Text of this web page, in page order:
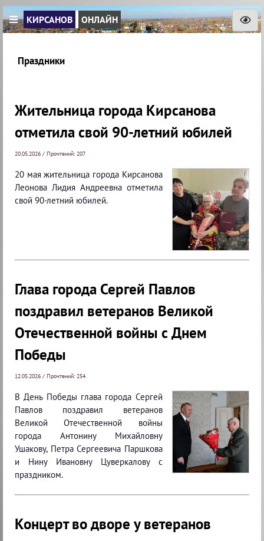
КИРСАНОВ ОНЛАЙН
Праздники
Жительница города Кирсанова
отметила свой 90-летний юбилей
20.05.2026 / Прочтений: 207
20 мая жительница города Кирсанова
Леонова Лидия Андреевна отметила
свой 90-летний юбилей.
Глава города Сергей Павлов
поздравил ветеранов Великой
Отечественной войны с Днем
Победы
12.05.2026 / Прочтений: 254
В День Победы глава города Сергей
Павлов поздравил ветеранов
Великой Отечественной войны
города Антонину Михайловну
Ушакову, Петра Сергеевича Паршкова
и Нину Ивановну Цуверкалову с
праздником.
Концерт во дворе у ветеранов